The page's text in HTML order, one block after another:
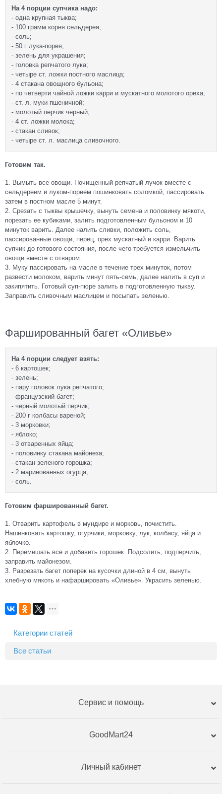
На 4 порции супчика надо:
- одна крупная тыква;
- 100 грамм корня сельдерея;
- соль;
- 50 г лука-порея;
- зелень для украшения;
- головка репчатого лука;
- четыре ст. ложки постного маслица;
- 4 стакана овощного бульона;
- по четверти чайной ложки карри и мускатного молотого ореха;
- ст. л. муки пшеничной;
- молотый перчик черный;
- 4 ст. ложки молока;
- стакан сливок;
- четыре ст. л. маслица сливочного.
Готовим так.
1. Вымыть все овощи. Почищенный репчатый лучок вместе с
сельдереем и луком-пореем пошинковать соломкой, пассировать
затем в постном масле 5 минут.
2. Срезать с тыквы крышечку, вынуть семена и половинку мякоти,
порезать ее кубиками, залить подготовленным бульоном и 10
минуток варить. Далее налить сливки, положить соль,
пассированные овощи, перец, орех мускатный и карри. Варить
супчик до готового состояния, после чего требуется измельчить
овощи вместе с отваром.
3. Муку пассировать на масле в течение трех минуток, потом
развести молоком, варить минут пять-семь, далее налить в суп и
закипятить. Готовый суп-пюре залить в подготовленную тыкву.
Заправить сливочным маслицем и посыпать зеленью.
Фаршированный багет «Оливье»
На 4 порции следует взять:
- 6 картошек;
- зелень;
- пару головок лука репчатого;
- французский багет;
- черный молотый перчик;
- 200 г колбасы вареной;
- 3 морковки;
- яблоко;
- 3 отваренных яйца;
- половинку стакана майонеза;
- стакан зеленого горошка;
- 2 маринованных огурца;
- соль.
Готовим фаршированный багет.
1. Отварить картофель в мундире и морковь, почистить.
Нашинковать картошку, огурчики, морковку, лук, колбасу, яйца и
яблочко.
2. Перемешать все и добавить горошек. Подсолить, подперчить,
заправить майонезом.
3. Разрезать багет поперек на кусочки длиной в 4 см, вынуть
хлебную мякоть и нафаршировать «Оливье». Украсить зеленью.
Категории статей
Все статьи
Сервис и помощь
GoodMart24
Личный кабинет